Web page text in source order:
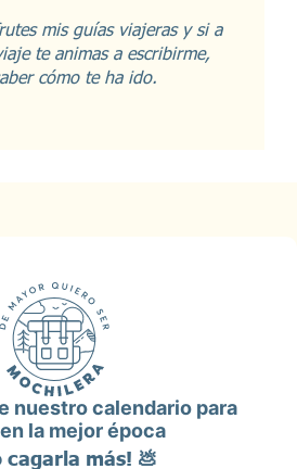
mis guías viajeras y si a
te animas a escribirme,
cómo te ha ido.
nuestro calendario para
la mejor época
cagarla más! 💩